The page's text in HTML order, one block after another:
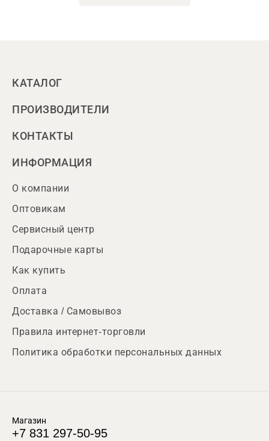
КАТАЛОГ
ПРОИЗВОДИТЕЛИ
КОНТАКТЫ
ИНФОРМАЦИЯ
О компании
Оптовикам
Сервисный центр
Подарочные карты
Как купить
Оплата
Доставка / Самовывоз
Правила интернет-торговли
Политика обработки персональных данных
Магазин
+7 831 297-50-95